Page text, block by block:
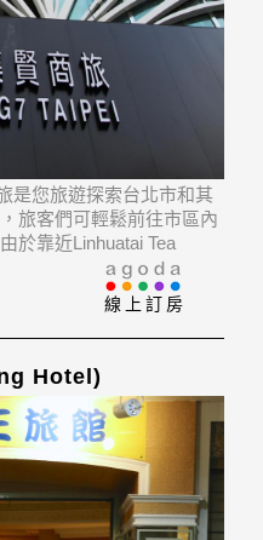
是您旅遊探索台北市和其
旅客們可輕鬆前往市區內
於靠近Linhuatai Tea
景點，遊客非常喜歡入住這
線上訂房
Hotel)